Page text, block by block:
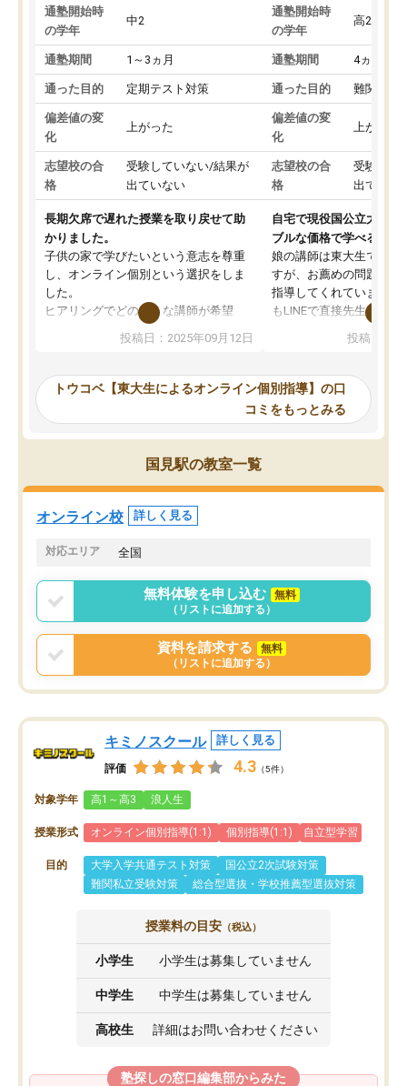
通塾開始時
の学年
中2
通塾期間 1～3ヵ月
通った目的 定期テスト対策
偏差値の変
化
上がった
志望校の合
格
受験していない/結果が
出ていない
長期欠席で遅れた授業を取り戻せて助
かりました。
子供の家で学びたいという意志を尊重
し、オンライン個別という選択をしま
した。
ヒアリングでどのような講師が希望
か、オプションは付帯するかなど選ぶ
事が出来ました。
ーティングを行い、その講師で良いか
見てから講師を決定する事ができま
す。
うちの子は、初回面談の講師の方で決
オンラインツールを使用した単語帳の
共有があり宿題もそちらで出される形
でした。
言う事で講師変更の申し出があり、あ
まりに短期での変更だった為、塾に通
う事にして退会しました。遅れも取り
戻せ、授業内容や講師の方は良かった
と思います。
投稿日：2025年09月12日
通塾開始時
の学年
高2
通塾期間 4ヵ月～1
通った目的 難関私立
偏差値の変
化
上がった
志望校の合
格
受験して
出ていな
自宅で現役国公立大学生
ブルな価格で学べる
娘の講師は東大生では無
すが、お薦めの問題集や
指導してくれています。
もLINEで直接先生に質問
めれるので、個人に合
いなのがあり(有料)、受
ことをどんなスケジュー
くか相談したのですが、
ち期待したものではなく
くなってきたようなので
投稿日：
トウコベ【東大生によるオンライン個別指導】の口
コミをもっとみる
国見駅の教室一覧
オンライン校 詳しく見る
対応エリア 全国
無料体験を申し込む
無料
（リストに追加する）
資料を請求する
無料
（リストに追加する）
キミノスクール 詳しく見る
評価 4.3 （5件）
対象学年 高1～高3 浪人生
授業形式 オンライン個別指導(1:1) 個別指導(1:1) 自立型学習
目的 大学入学共通テスト対策
国公立2次試験対策
難関私立受験対策
総合型選抜・学校推薦型選抜対策
授業料の目安 （税込）
小学生 小学生は募集していません
中学生 中学生は募集していません
高校生 詳細はお問い合わせください
塾探しの窓口編集部からみた